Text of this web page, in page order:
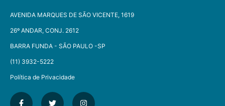
AVENIDA MARQUES DE SÃO VICENTE, 1619
26º ANDAR, CONJ. 2612
BARRA FUNDA - SÃO PAULO -SP​
(11) 3932-5222
Política de Privacidade